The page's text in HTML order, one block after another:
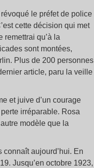
le préfet de police
cette décision qui met
remettrai qu’à la
sont montées,
Plus de 200 personnes
article, paru la veille
et juive d’un courage
irréparable. Rosa
modèle que la
aujourd’hui. En
Jusqu’en octobre 1923,